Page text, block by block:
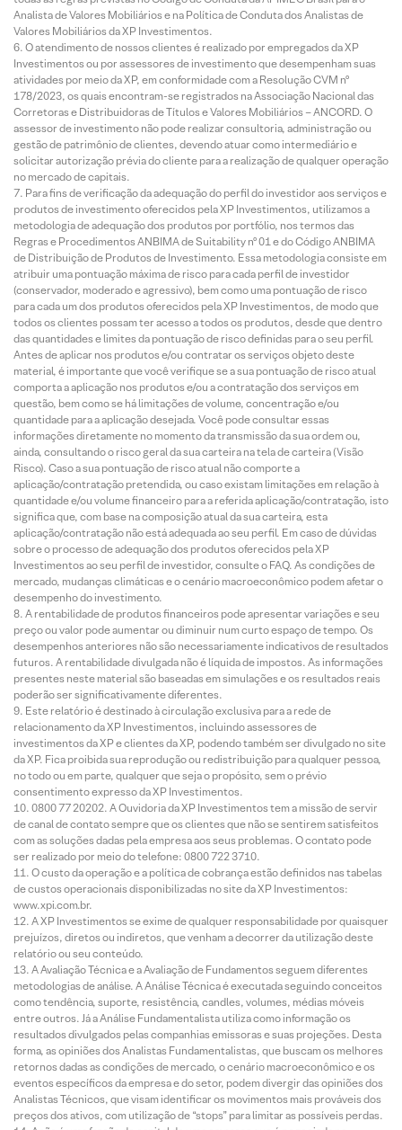
Analista de Valores Mobiliários e na Política de Conduta dos Analistas de
Valores Mobiliários da XP Investimentos.
O atendimento de nossos clientes é realizado por empregados da XP
Investimentos ou por assessores de investimento que desempenham suas
atividades por meio da XP, em conformidade com a Resolução CVM nº
178/2023, os quais encontram-se registrados na Associação Nacional das
Corretoras e Distribuidoras de Títulos e Valores Mobiliários – ANCORD. O
assessor de investimento não pode realizar consultoria, administração ou
gestão de patrimônio de clientes, devendo atuar como intermediário e
solicitar autorização prévia do cliente para a realização de qualquer operação
no mercado de capitais.
Para fins de verificação da adequação do perfil do investidor aos serviços e
produtos de investimento oferecidos pela XP Investimentos, utilizamos a
metodologia de adequação dos produtos por portfólio, nos termos das
Regras e Procedimentos ANBIMA de Suitability nº 01 e do Código ANBIMA
de Distribuição de Produtos de Investimento. Essa metodologia consiste em
atribuir uma pontuação máxima de risco para cada perfil de investidor
(conservador, moderado e agressivo), bem como uma pontuação de risco
para cada um dos produtos oferecidos pela XP Investimentos, de modo que
todos os clientes possam ter acesso a todos os produtos, desde que dentro
das quantidades e limites da pontuação de risco definidas para o seu perfil.
Antes de aplicar nos produtos e/ou contratar os serviços objeto deste
material, é importante que você verifique se a sua pontuação de risco atual
comporta a aplicação nos produtos e/ou a contratação dos serviços em
questão, bem como se há limitações de volume, concentração e/ou
quantidade para a aplicação desejada. Você pode consultar essas
informações diretamente no momento da transmissão da sua ordem ou,
ainda, consultando o risco geral da sua carteira na tela de carteira (Visão
Risco). Caso a sua pontuação de risco atual não comporte a
aplicação/contratação pretendida, ou caso existam limitações em relação à
quantidade e/ou volume financeiro para a referida aplicação/contratação, isto
significa que, com base na composição atual da sua carteira, esta
aplicação/contratação não está adequada ao seu perfil. Em caso de dúvidas
sobre o processo de adequação dos produtos oferecidos pela XP
Investimentos ao seu perfil de investidor, consulte o FAQ. As condições de
mercado, mudanças climáticas e o cenário macroeconômico podem afetar o
desempenho do investimento.
A rentabilidade de produtos financeiros pode apresentar variações e seu
preço ou valor pode aumentar ou diminuir num curto espaço de tempo. Os
desempenhos anteriores não são necessariamente indicativos de resultados
futuros. A rentabilidade divulgada não é líquida de impostos. As informações
presentes neste material são baseadas em simulações e os resultados reais
poderão ser significativamente diferentes.
Este relatório é destinado à circulação exclusiva para a rede de
relacionamento da XP Investimentos, incluindo assessores de
investimentos da XP e clientes da XP, podendo também ser divulgado no site
da XP. Fica proibida sua reprodução ou redistribuição para qualquer pessoa,
no todo ou em parte, qualquer que seja o propósito, sem o prévio
consentimento expresso da XP Investimentos.
0800 77 20202. A Ouvidoria da XP Investimentos tem a missão de servir
de canal de contato sempre que os clientes que não se sentirem satisfeitos
com as soluções dadas pela empresa aos seus problemas. O contato pode
ser realizado por meio do telefone: 0800 722 3710.
O custo da operação e a política de cobrança estão definidos nas tabelas
de custos operacionais disponibilizadas no site da XP Investimentos:
www.xpi.com.br.
A XP Investimentos se exime de qualquer responsabilidade por quaisquer
prejuízos, diretos ou indiretos, que venham a decorrer da utilização deste
relatório ou seu conteúdo.
A Avaliação Técnica e a Avaliação de Fundamentos seguem diferentes
metodologias de análise. A Análise Técnica é executada seguindo conceitos
como tendência, suporte, resistência, candles, volumes, médias móveis
entre outros. Já a Análise Fundamentalista utiliza como informação os
resultados divulgados pelas companhias emissoras e suas projeções. Desta
forma, as opiniões dos Analistas Fundamentalistas, que buscam os melhores
retornos dadas as condições de mercado, o cenário macroeconômico e os
eventos específicos da empresa e do setor, podem divergir das opiniões dos
Analistas Técnicos, que visam identificar os movimentos mais prováveis dos
preços dos ativos, com utilização de “stops” para limitar as possíveis perdas.